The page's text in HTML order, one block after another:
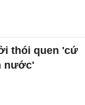
thói quen 'cứ
nước'